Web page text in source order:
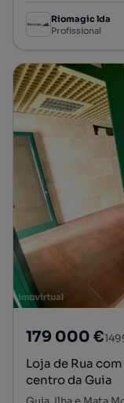
Riomagic lda
Profissional
179 000 €
Loja de Rua
centro da Guia